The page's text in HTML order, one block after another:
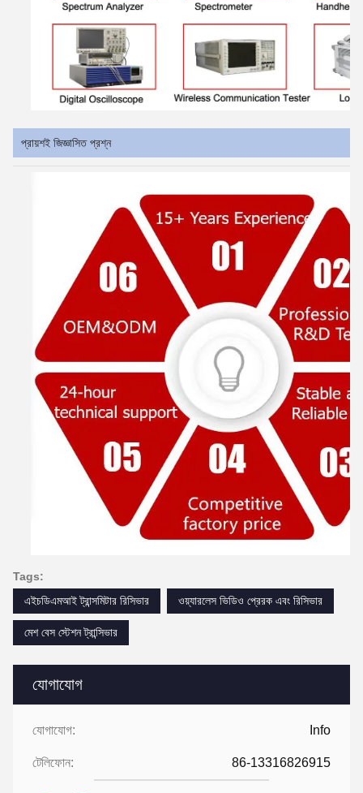
যোগাযোগ
যোগাযোগ: Info
টেলিফোন: 86-13316826915
প্রায়শই জিজ্ঞাসিত প্রশ্ন
Tags:
এইচডিএমআই ট্রান্সমিটার রিসিভার
ওয়্যারলেস ভিডিও প্রেরক এবং রিসিভার
মেশ বেস স্টেশন ট্রান্সিভার